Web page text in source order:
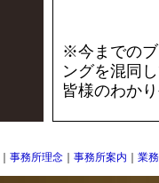
※今までのブ
ングを混同
皆様のわか
事務所理念 事務所案内 業